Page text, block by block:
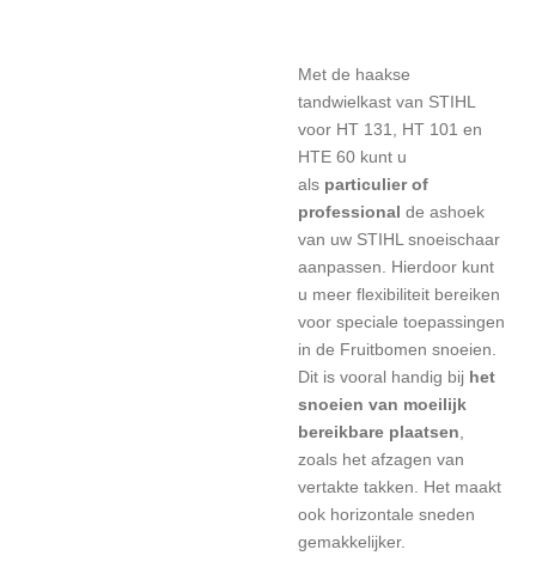
Met de haakse
tandwielkast van STIHL
voor HT 131, HT 101 en
HTE 60 kunt u
als particulier of
professional de ashoek
van uw STIHL snoeischaar
aanpassen. Hierdoor kunt
u meer flexibiliteit bereiken
voor speciale toepassingen
in de Fruitbomen snoeien.
Dit is vooral handig bij het
snoeien van moeilijk
bereikbare plaatsen
zoals het afzagen van
vertakte takken. Het maakt
ook horizontale sneden
gemakkelijker.